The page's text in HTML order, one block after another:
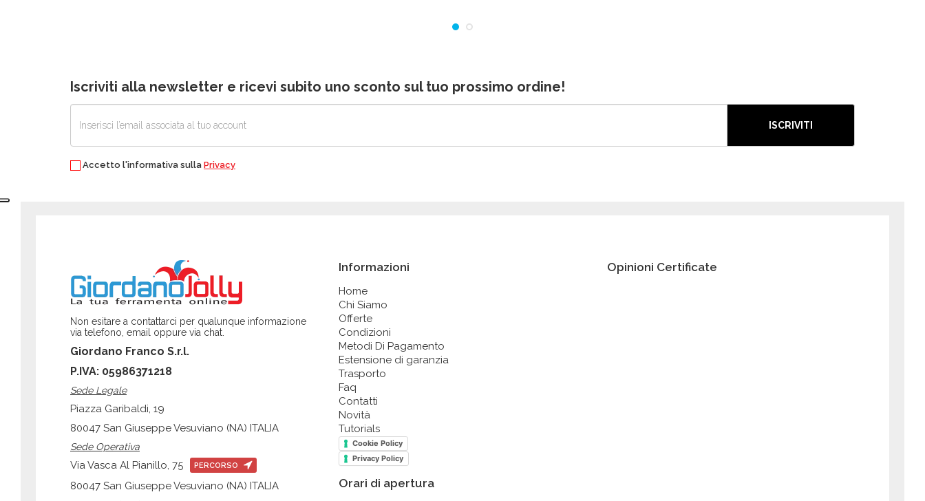
Iscriviti alla newsletter e ricevi subito uno sconto sul tuo prossimo ordine!
ISCRIVITI
Accetto l'informativa sulla Privacy
Non esitare a contattarci per qualunque informazione
via telefono, email oppure via chat.
Giordano Franco S.r.l.
P.IVA: 05986371218
Sede Legale
Piazza Garibaldi, 19
80047 San Giuseppe Vesuviano (NA) ITALIA
Sede Operativa
Via Vasca Al Pianillo, 75 PERCORSO
80047 San Giuseppe Vesuviano (NA) ITALIA
Informazioni
Home
Chi Siamo
Offerte
Condizioni
Metodi Di Pagamento
Estensione di garanzia
Trasporto
Faq
Contatti
Novità
Tutorials
Cookie Policy
Privacy Policy
Orari di apertura
Opinioni Certificate